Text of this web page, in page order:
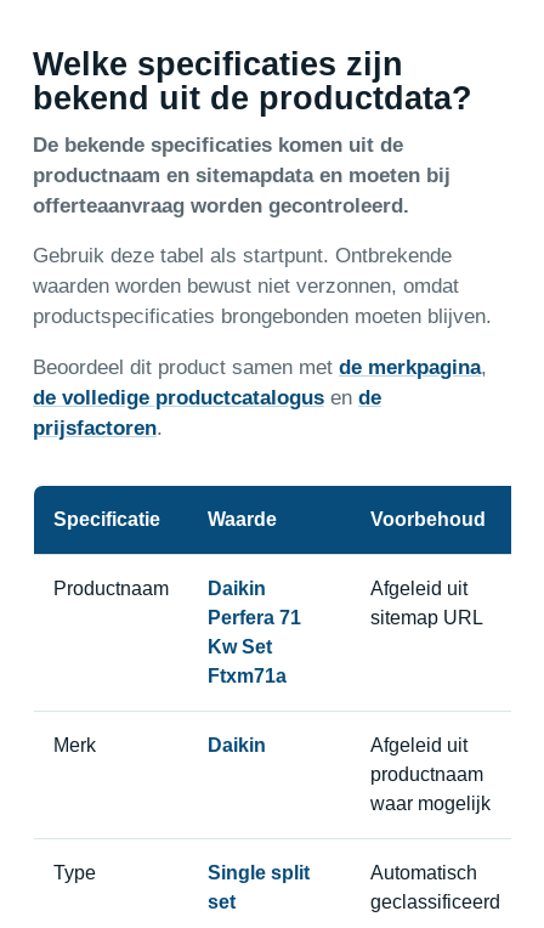
Welke specificaties zijn
bekend uit de productdata?
De bekende specificaties komen uit de
productnaam en sitemapdata en moeten bij
offerteaanvraag worden gecontroleerd.
Gebruik deze tabel als startpunt. Ontbrekende
waarden worden bewust niet verzonnen, omdat
productspecificaties brongebonden moeten blijven.
Beoordeel dit product samen met de merkpagina,
de volledige productcatalogusen de
prijsfactoren.
Specificatie Waarde Voorbehoud
Productnaam
Daikin
Perfera 71
Kw Set
Ftxm71a
Afgeleid uit
sitemap URL
Merk Daikin
Afgeleid uit
productnaam
waar mogelijk
Type
Single split
set
Automatisch
geclassificeerd